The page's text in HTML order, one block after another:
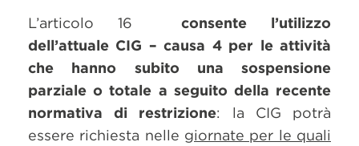
L’articolo 16 consente l’utilizzo
dell’attuale CIG – causa 4 per le attività
che hanno subito una sospensione
parziale o totale a seguito della recente
normativa di restrizione: la CIG potrà
essere richiesta nelle giornate per le quali